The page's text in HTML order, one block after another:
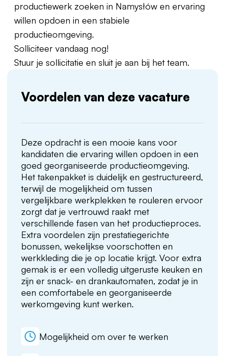
productiewerk zoeken in Namysłów en ervaring
willen opdoen in een stabiele
productieomgeving.
Solliciteer vandaag nog!
Stuur je sollicitatie en sluit je aan bij het team.
Voordelen van deze vacature
Deze opdracht is een mooie kans voor
kandidaten die ervaring willen opdoen in een
goed georganiseerde productieomgeving.
Het takenpakket is duidelijk en gestructureerd,
terwijl de mogelijkheid om tussen
vergelijkbare werkplekken te rouleren ervoor
zorgt dat je vertrouwd raakt met
verschillende fasen van het productieproces.
Extra voordelen zijn prestatiegerichte
bonussen, wekelijkse voorschotten en
werkkleding die je op locatie krijgt. Voor extra
gemak is er een volledig uitgeruste keuken en
zijn er snack- en drankautomaten, zodat je in
een comfortabele en georganiseerde
werkomgeving kunt werken.
Mogelijkheid om over te werken